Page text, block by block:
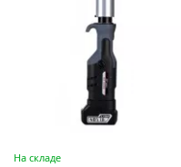
На складе